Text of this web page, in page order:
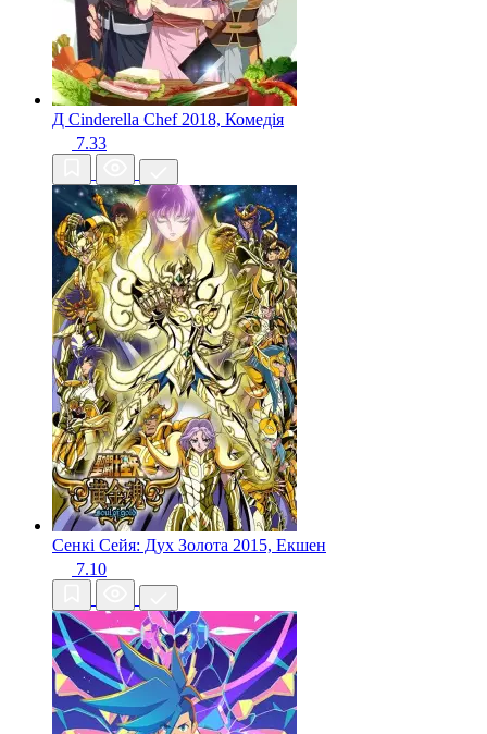
Д Cinderella Chef 2018, Комедія
7.33
Сенкі Сейя: Дух Золота 2015, Екшен
7.10